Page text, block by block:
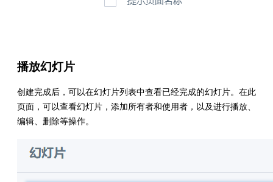
播放幻灯片
创建完成后，可以在幻灯片列表中查看已经完成的幻灯片。在此
页面，可以查看幻灯片，添加所有者和使用者，以及进行播放、
编辑、删除等操作。